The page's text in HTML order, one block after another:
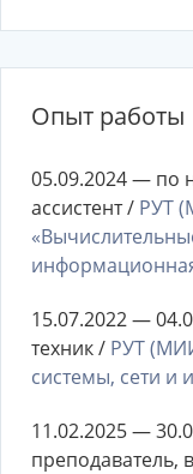
Опыт работы
05.09.2024 — по
ассистент / РУТ
15.07.2022 —
техник / РУТ
системы, сети и
11.02.2025 —
преподаватель,